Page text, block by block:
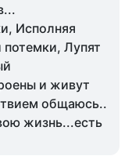
Исполняя
Лупят
и живут
общаюсь..
жизнь...есть